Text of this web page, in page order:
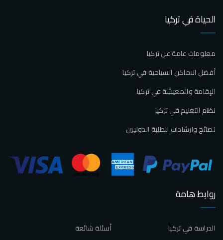
الحياة في تركيا
معلومات عامة عن تركيا
أفضل الاماكن السياحية في تركيا
الإقامة والمعيشة في تركيا
نظام التعليم في تركيا
نصائح وارشادات للطلبة الدوليين
روابط هامة
أسئلة شائعة
الدراسة في تركيا